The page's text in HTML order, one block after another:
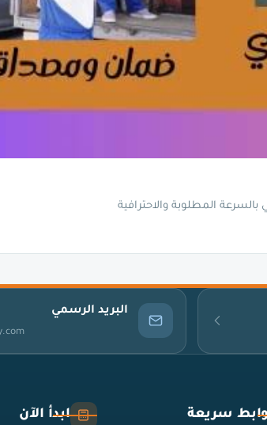
المطلوبة والاحترافية
البريد الرسمي
سريعة ابدأ الآن